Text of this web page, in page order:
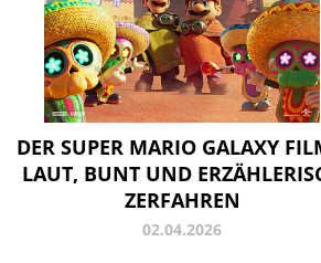
DER SUPER MARIO GALAXY
LAUT, BUNT UND
ZERFAHREN
02.04.2026